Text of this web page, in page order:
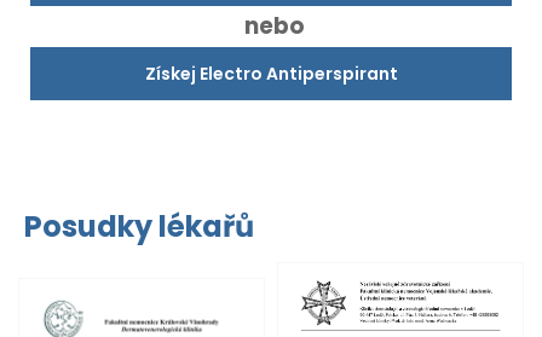
nebo
Získej Electro Antiperspirant
Posudky lékařů